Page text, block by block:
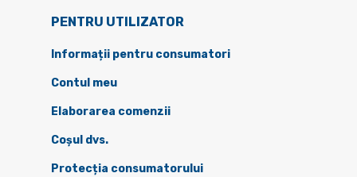
PENTRU UTILIZATOR
Informații pentru consumatori
Contul meu
Elaborarea comenzii
Coșul dvs.
Protecția consumatorului